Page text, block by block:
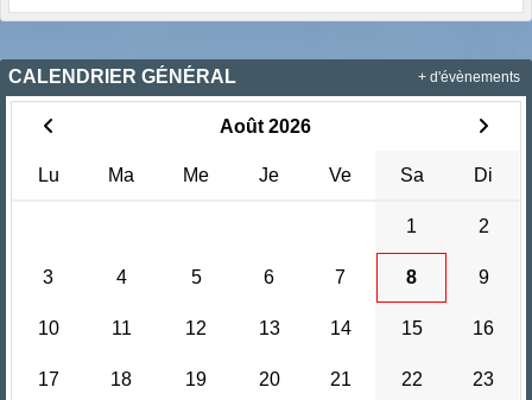
CALENDRIER GÉNÉRAL
Août 2026
Lu Ma Me Je Ve Sa Di
1 2
3 4 5 6 7 8 9
10 11 12 13 14 15 16
17 18 19 20 21 22 23
+ d'évènements